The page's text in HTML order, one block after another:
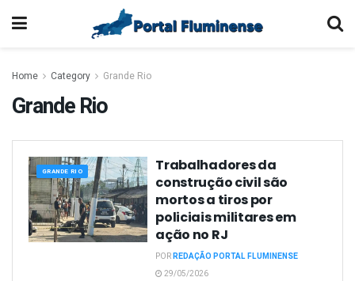
Home Category Grande Rio
Grande Rio
GRANDE RIO
Trabalhadores da
construção civil são
mortos a tiros por
policiais militares em
ação no RJ
PORREDAÇÃO PORTAL FLUMINENSE
29/05/2026